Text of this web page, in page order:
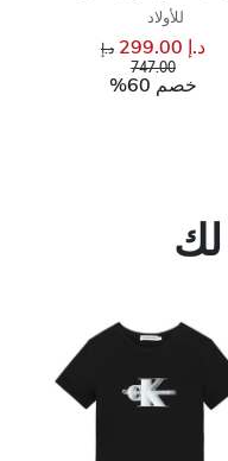
للأولاد
د.إ 299.00 سعر مخفض من
د.إ
747.00إلى
خصم 60%